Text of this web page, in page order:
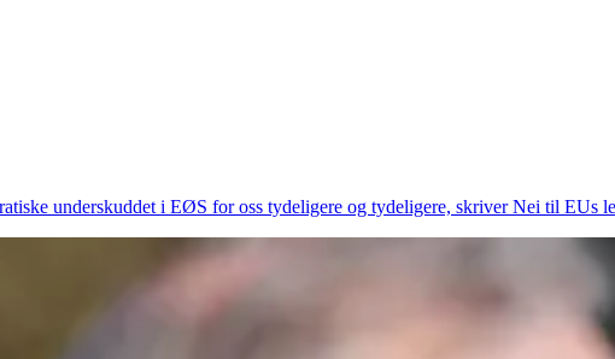
underskuddet i EØS for oss tydeligere og tydeligere, skriver Nei til EUs